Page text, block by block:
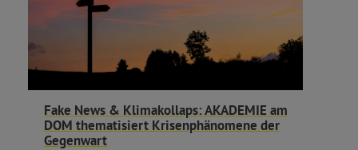
Fake News & Klimakollaps: AKADEMIE am
DOM thematisiert Krisenphänomene der
Gegenwart